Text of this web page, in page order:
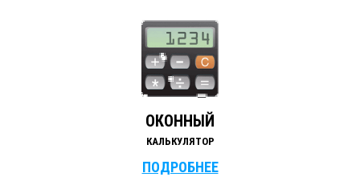
ОКОННЫЙ
КАЛЬКУЛЯТОР
ПОДРОБНЕЕ